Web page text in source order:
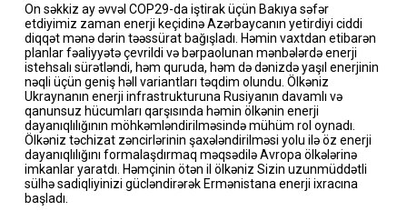
On səkkiz ay əvvəl COP29-da iştirak üçün Bakıya səfər
etdiyimiz zaman enerji keçidinə Azərbaycanın yetirdiyi ciddi
diqqət mənə dərin təəssürat bağışladı. Həmin vaxtdan etibarən
planlar fəaliyyətə çevrildi və bərpaolunan mənbələrdə enerji
istehsalı sürətləndi, həm quruda, həm də dənizdə yaşıl enerjinin
nəqli üçün geniş həll variantları təqdim olundu. Ölkəniz
Ukraynanın enerji infrastrukturuna Rusiyanın davamlı və
qanunsuz hücumları qarşısında həmin ölkənin enerji
dayanıqlılığının möhkəmləndirilməsində mühüm rol oynadı.
Ölkəniz təchizat zəncirlərinin şaxələndirilməsi yolu ilə öz enerji
dayanıqlılığını formalaşdırmaq məqsədilə Avropa ölkələrinə
imkanlar yaratdı. Həmçinin ötən il ölkəniz Sizin uzunmüddətli
sülhə sadiqliyinizi gücləndirərək Ermənistana enerji ixracına
başladı.